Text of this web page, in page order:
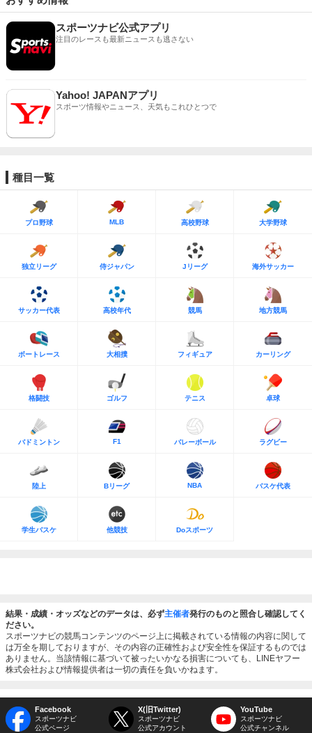
スポーツナビ公式アプリ
注目のレースも最新ニュースも逃さない
Yahoo! JAPANアプリ
スポーツ情報やニュース、天気もこれひとつで
種目一覧
プロ野球 MLB 高校野球 大学野球
独立リーグ 侍ジャパン Jリーグ 海外サッカー
サッカー代表 高校年代 競馬 地方競馬
ボートレース 大相撲 フィギュア カーリング
格闘技 ゴルフ テニス 卓球
バドミントン F1 バレーボール ラグビー
陸上 Bリーグ NBA バスケ代表
学生バスケ 他競技 Doスポーツ
結果・成績・オッズなどのデータは、必ず主催者発行のものと照合し確認してく
ださい。
スポーツナビの競馬コンテンツのページ上に掲載されている情報の内容に関して
は万全を期しておりますが、その内容の正確性および安全性を保証するものでは
ありません。当該情報に基づいて被ったいかなる損害についても、LINEヤフー
株式会社および情報提供者は一切の責任を負いかねます。
Facebook
スポーツナビ
公式ページ
X(旧Twitter)
スポーツナビ
公式アカウント
YouTube
スポーツナビ
公式チャンネル